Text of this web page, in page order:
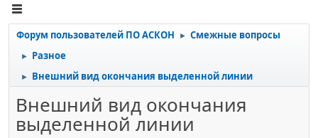
Форум пользователей ПО АСКОН ► Смежные вопросы
► Разное
► Внешний вид окончания выделенной линии
Внешний вид окончания
выделенной линии